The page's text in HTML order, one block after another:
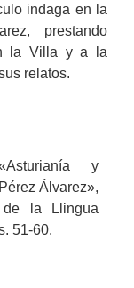
indaga en la
prestando
la Villa y a la
relatos.
y
Álvarez»,
la Llingua
51-60.